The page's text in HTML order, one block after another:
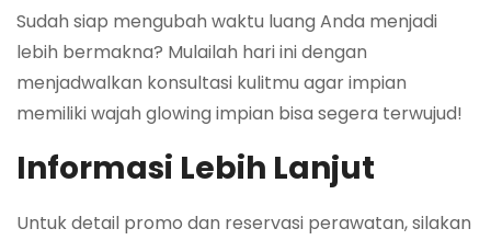
Sudah siap mengubah waktu luang Anda menjadi
lebih bermakna? Mulailah hari ini dengan
menjadwalkan konsultasi kulitmu agar impian
memiliki wajah glowing impian bisa segera terwujud!
Informasi Lebih Lanjut
Untuk detail promo dan reservasi perawatan, silakan